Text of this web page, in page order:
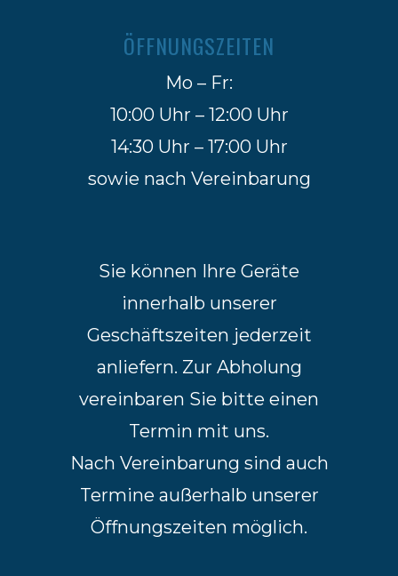
ÖFFNUNGSZEITEN
Mo – Fr:
10:00 Uhr – 12:00 Uhr
14:30 Uhr – 17:00 Uhr
sowie nach Vereinbarung
Sie können Ihre Geräte
innerhalb unserer
Geschäftszeiten jederzeit
anliefern. Zur Abholung
vereinbaren Sie bitte einen
Termin mit uns.
Nach Vereinbarung sind auch
Termine außerhalb unserer
Öffnungszeiten möglich.